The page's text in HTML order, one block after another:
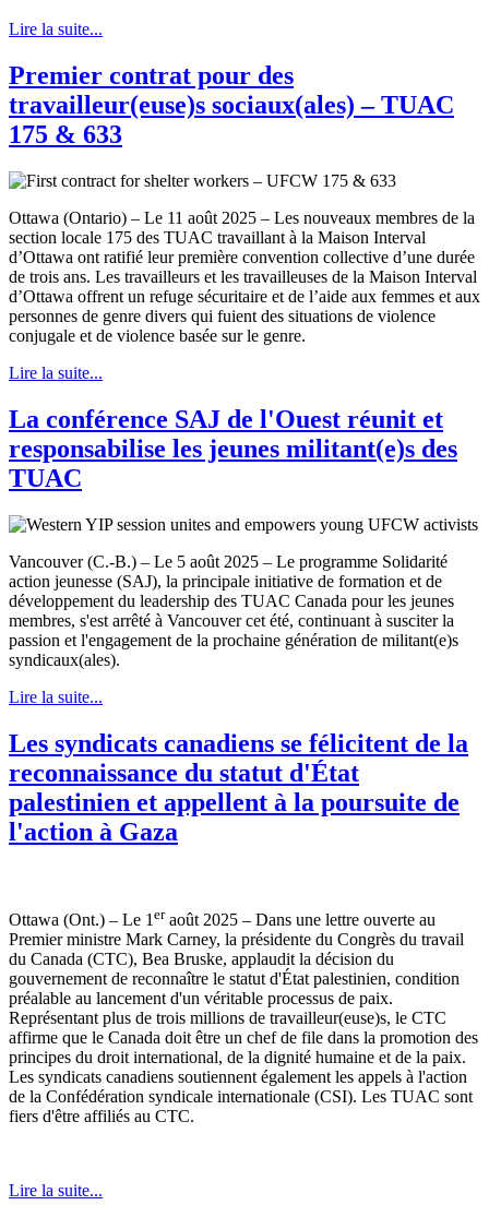
Lire la suite...
Premier contrat pour des
travailleur(euse)s sociaux(ales) – TUAC
175 & 633
Ottawa (Ontario) – Le 11 août 2025 – Les nouveaux membres de la
section locale 175 des TUAC travaillant à la Maison Interval
d’Ottawa ont ratifié leur première convention collective d’une durée
de trois ans. Les travailleurs et les travailleuses de la Maison Interval
d’Ottawa offrent un refuge sécuritaire et de l’aide aux femmes et aux
personnes de genre divers qui fuient des situations de violence
conjugale et de violence basée sur le genre.
Lire la suite...
La conférence SAJ de l'Ouest réunit et
responsabilise les jeunes militant(e)s des
TUAC
Vancouver (C.-B.) – Le 5 août 2025 – Le programme Solidarité
action jeunesse (SAJ), la principale initiative de formation et de
développement du leadership des TUAC Canada pour les jeunes
membres, s'est arrêté à Vancouver cet été, continuant à susciter la
passion et l'engagement de la prochaine génération de militant(e)s
syndicaux(ales).
Lire la suite...
Les syndicats canadiens se félicitent de la
reconnaissance du statut d'État
palestinien et appellent à la poursuite de
l'action à Gaza
Ottawa (Ont.) – Le 1 eraoût 2025 – Dans une lettre ouverte au
Premier ministre Mark Carney, la présidente du Congrès du travail
du Canada (CTC), Bea Bruske, applaudit la décision du
gouvernement de reconnaître le statut d'État palestinien, condition
préalable au lancement d'un véritable processus de paix.
Représentant plus de trois millions de travailleur(euse)s, le CTC
affirme que le Canada doit être un chef de file dans la promotion des
principes du droit international, de la dignité humaine et de la paix.
Les syndicats canadiens soutiennent également les appels à l'action
de la Confédération syndicale internationale (CSI). Les TUAC sont
fiers d'être affiliés au CTC.
Lire la suite...